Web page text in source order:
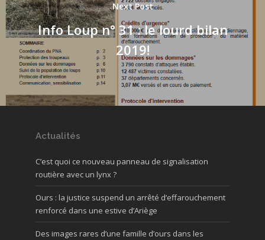
Next Post
Info Loup n° 31 : le lourd bilan
2019!
Actualités
C’est quoi ce nouveau panneau de signalisation
routière avec un lynx ?
Ours : la justice suspend un arrêté d’effarouchement
renforcé dans une estive d’Ariège
Des images rares d’une famille d’ours dans les